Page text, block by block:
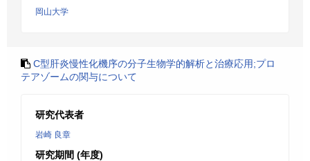
岡山大学
C型肝炎慢性化機序の分子生物学的解析と治療応用;プロ
テアゾームの関与について
研究代表者
岩崎 良章
研究期間 (年度)